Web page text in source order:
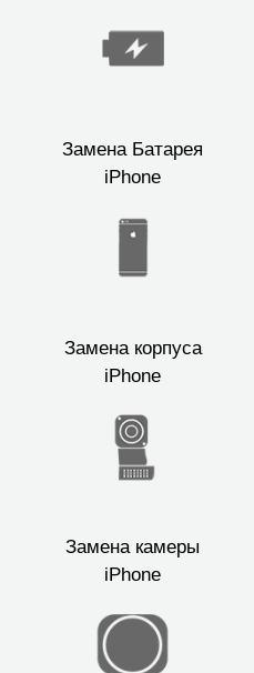
Замена Батарея
iPhone
Замена корпуса
iPhone
Замена камеры
iPhone